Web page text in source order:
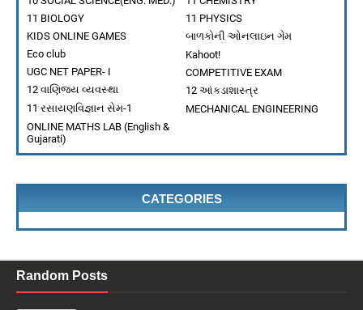
ધોરણ 9 વિજ્ઞાન
BHATT ALPESH Jul 02 2024
ધોરણ ૧૦ સામાજિક વિજ્ઞાન પ્રકરણ ૧ ભારતનો વારસો મને
BHATT ALPESH -
ધોરણ ૯ વિજ્ઞાન પ્રકરણ 12 અન્નસ્ત્રોતોમાં સુધારણા
BHATT ALPESH- Jul 21 2026
11 BIOLOGY
11 PHYSICS
KIDS ONLINE GAMES
બાળકોની ઓનલાઇન ગેમ
Eco club
Kahoot!
UGC NET PAPER- I
COMPETITIVE EXAM
12 વાણિજ્ય વ્યવસ્થા
12 આંકડાશાસ્ત્ર
11 રસાયણવિજ્ઞાન સેમ-1
MECHANICAL ENGINEERING
ONLINE MATHS LAB (English &
Gujarati)
CATEGORIES
Random Posts